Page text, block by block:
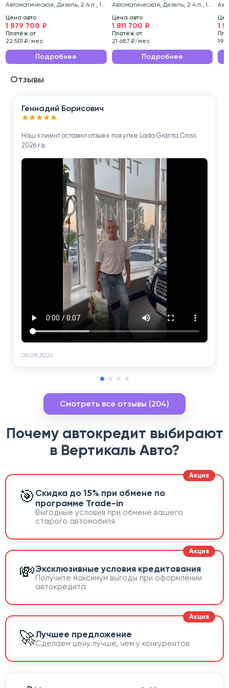
стильном коричневом цвете.
Состояние транспортного средства тщательно
проверено нашими специалистами.
Эксплуатационные характеристики данного
ежедневных поездок по городу и длительных
путешествий.
Приобретая Mitsubishi PAJERO SPORT 2018 года , вы
повседневных задач.
Автоматическая, Дизель, 2.4 л., 181
Цена авто
1 879 700 ₽
Платёж от
22 501 ₽/мес.
Подробнее
Автоматическая, Дизель, 2.4 л., 181
Цена авто
1 811 700 ₽
Платёж от
21 687 ₽/мес.
Подробнее
1
19
Отзывы
Геннадий Борисович
★★★★★
Наш клиент оставил отзыв к покупке Lada Granta Cross
2026 г.в.
06.08.2026
Смотреть все отзывы (204)
Почему автокредит выбирают
в Вертикаль Авто?
🎯 Скидка до 15% при обмене по
программе Trade-in
Выгодные условия при обмене вашего
старого автомобиля
💸Эксклюзивные условия кредитования
Получите максимум выгоды при оформлении
автокредита
🚀Лучшее предложение
Сделаем цену лучше, чем у конкурентов